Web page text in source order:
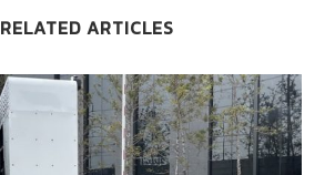
RELATED ARTICLES